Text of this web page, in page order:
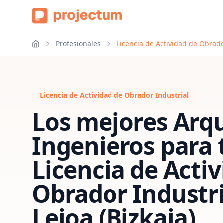
Profesionales Licencia de Actividad de
Licencia de Actividad de Obrador Industrial
Los mejores
Ingenieros para
Licencia de
Obrador